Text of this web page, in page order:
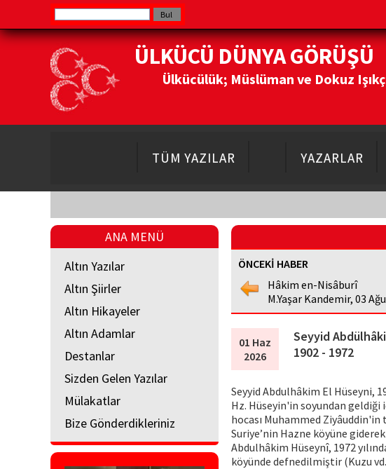
ÜLKÜCÜ DÜNYA GÖRÜŞÜ
Ülkücülük; Müslüman ve Dokuz
TÜM YAZILAR YAZARLAR
ANA MENÜ
Altın Yazılar
Altın Şiirler
Altın Hikayeler
Altın Adamlar
Destanlar
Sizden Gelen Yazılar
Mülakatlar
Bize Gönderdikleriniz
ÖNCEKİ HABER
Hâkim en-Nisâburî
M.Yaşar Kandemir, 03
01 Haz
2026
Seyyid
1902 - 1972
Seyyid Abdulhâkim El Hüseyni,
Hz. Hüseyin'in soyundan geldiği
hocası Muhammed
Suriye’nin Hazne köyüne
Abdulhâkim Hüseynî, 1972
köyünde defnedilmiştir (Kuzu vd.